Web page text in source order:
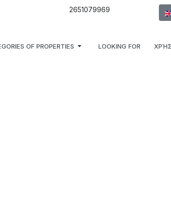
2651079969
OF PROPERTIES LOOKING FOR